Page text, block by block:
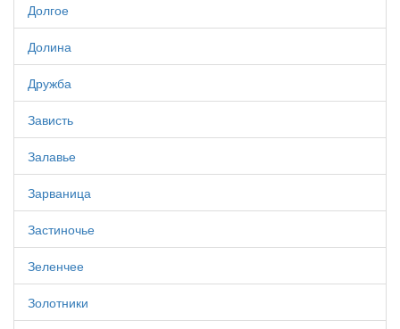
Долгое
Долина
Дружба
Зависть
Залавье
Зарваница
Застиночье
Зеленчее
Золотники